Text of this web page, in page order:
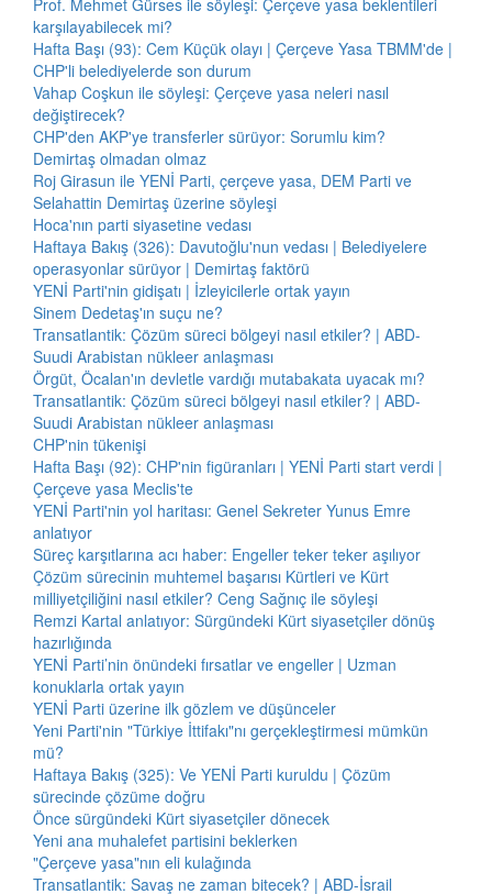
Prof. Mehmet Gürses ile söyleşi: Çerçeve yasa beklentileri
karşılayabilecek mi?
Hafta Başı (93): Cem Küçük olayı | Çerçeve Yasa TBMM'de |
CHP'li belediyelerde son durum
Vahap Coşkun ile söyleşi: Çerçeve yasa neleri nasıl
değiştirecek?
CHP'den AKP'ye transferler sürüyor: Sorumlu kim?
Demirtaş olmadan olmaz
Roj Girasun ile YENİ Parti, çerçeve yasa, DEM Parti ve
Selahattin Demirtaş üzerine söyleşi
Hoca'nın parti siyasetine vedası
Haftaya Bakış (326): Davutoğlu'nun vedası | Belediyelere
operasyonlar sürüyor | Demirtaş faktörü
YENİ Parti'nin gidişatı | İzleyicilerle ortak yayın
Sinem Dedetaş'ın suçu ne?
Transatlantik: Çözüm süreci bölgeyi nasıl etkiler? | ABD-
Suudi Arabistan nükleer anlaşması
Örgüt, Öcalan'ın devletle vardığı mutabakata uyacak mı?
Transatlantik: Çözüm süreci bölgeyi nasıl etkiler? | ABD-
Suudi Arabistan nükleer anlaşması
CHP'nin tükenişi
Hafta Başı (92): CHP'nin figüranları | YENİ Parti start verdi |
Çerçeve yasa Meclis'te
YENİ Parti'nin yol haritası: Genel Sekreter Yunus Emre
anlatıyor
Süreç karşıtlarına acı haber: Engeller teker teker aşılıyor
Çözüm sürecinin muhtemel başarısı Kürtleri ve Kürt
milliyetçiliğini nasıl etkiler? Ceng Sağnıç ile söyleşi
Remzi Kartal anlatıyor: Sürgündeki Kürt siyasetçiler dönüş
hazırlığında
YENİ Parti’nin önündeki fırsatlar ve engeller | Uzman
konuklarla ortak yayın
YENİ Parti üzerine ilk gözlem ve düşünceler
Yeni Parti'nin "Türkiye İttifakı"nı gerçekleştirmesi mümkün
mü?
Haftaya Bakış (325): Ve YENİ Parti kuruldu | Çözüm
sürecinde çözüme doğru
Önce sürgündeki Kürt siyasetçiler dönecek
Yeni ana muhalefet partisini beklerken
"Çerçeve yasa"nın eli kulağında
Transatlantik: Savaş ne zaman bitecek? | ABD-İsrail